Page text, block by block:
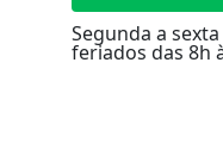
Segunda a
feriados das 8h